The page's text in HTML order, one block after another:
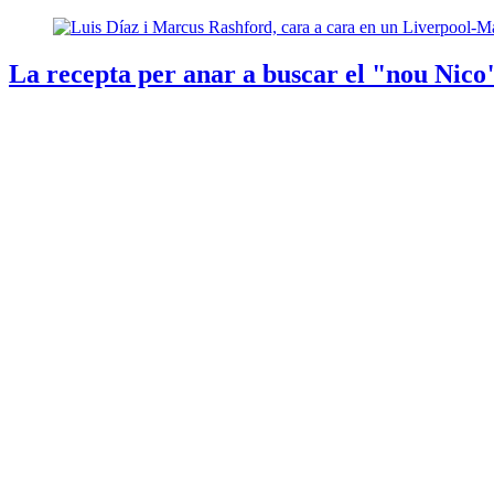
La recepta per anar a buscar el "nou